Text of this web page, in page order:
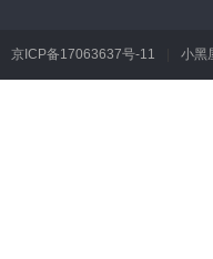
京ICP备17063637号-11 小黑